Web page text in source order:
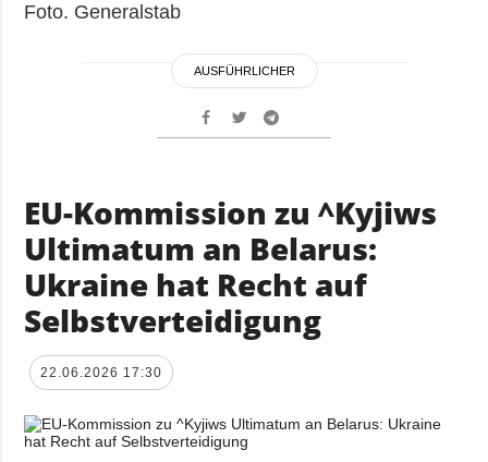
Foto. Generalstab
AUSFÜHRLICHER
EU-Kommission zu ^Kyjiws
Ultimatum an Belarus:
Ukraine hat Recht auf
Selbstverteidigung
22.06.2026 17:30